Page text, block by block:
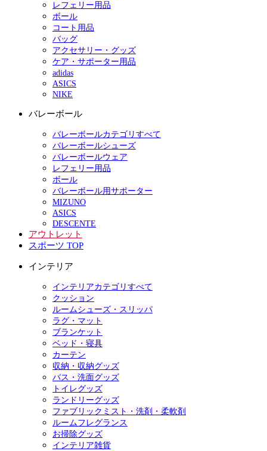
レフェリー用品
ボール
コート用品
バッグ
アクセサリー・グッズ
ケア・サポーター用品
adidas
ASICS
NIKE
バレーボール
バレーボールカテゴリすべて
バレーボールシューズ
バレーボールウェア
レフェリー用品
ボール
バレーボール用サポーター
MIZUNO
ASICS
DESCENTE
アウトレット
スポーツ TOP
インテリア
インテリアカテゴリすべて
クッション
ルームシューズ・スリッパ
ラグ・マット
ブランケット
ベッド・寝具
カーテン
収納・収納グッズ
バス・洗面グッズ
トイレグッズ
ランドリーグッズ
ファブリックミスト・洗剤・柔軟剤
ルームフレグランス
お掃除グッズ
インテリア雑貨